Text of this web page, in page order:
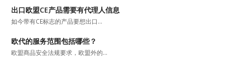
出口欧盟CE产品需要有代理人信息
如今带有CE标志的产品要想出口…
欧代的服务范围包括哪些？
欧盟商品安全法规要求，欧盟外的…